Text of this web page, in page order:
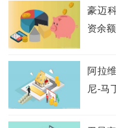
豪迈
资余
阿拉
尼-马